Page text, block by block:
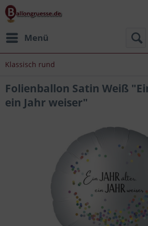
Menü
Klassisch rund
Folienballon Satin Weiß
ein Jahr weiser"